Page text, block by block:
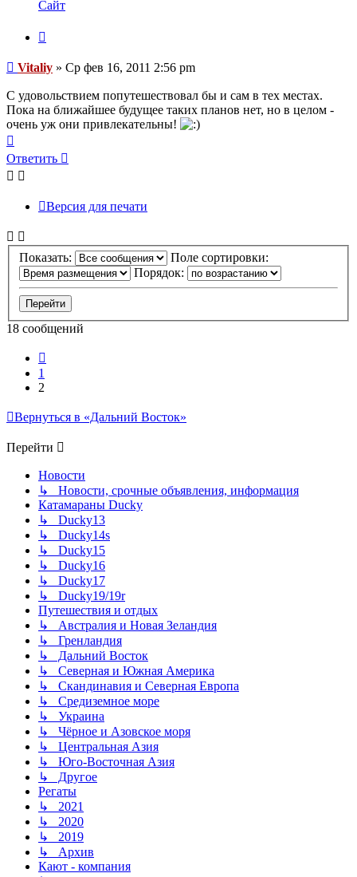
пользователя
Сайт
Сообщение
Vitaliy » Ср фев 16, 2011 2:56 pm
С удовольствием попутешествовал бы и сам в тех местах.
Пока на ближайшее будущее таких планов нет, но в целом -
очень уж они привлекательны!
к
началу
Ответить
Версия для печати
Показать:
Поле сортировки:
Порядок:
18 сообщений
1
2
Вернуться в «Дальний Восток»
Перейти
Новости
↳ Новости, срочные объявления, информация
Катамараны Ducky
↳ Ducky13
↳ Ducky14s
↳ Ducky15
↳ Ducky16
↳ Ducky17
↳ Ducky19/19r
Путешествия и отдых
↳ Австралия и Новая Зеландия
↳ Гренландия
↳ Дальний Восток
↳ Северная и Южная Америка
↳ Скандинавия и Северная Европа
↳ Средиземное море
↳ Украина
↳ Чёрное и Азовское моря
↳ Центральная Азия
↳ Юго-Восточная Азия
↳ Другое
Регаты
↳ 2021
↳ 2020
↳ 2019
↳ Архив
Кают - компания